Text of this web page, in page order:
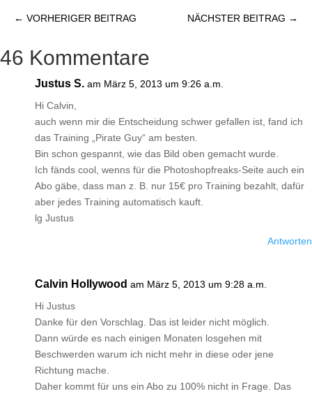
← VORHERIGER BEITRAG NÄCHSTER BEITRAG →
46 Kommentare
Justus S. am März 5, 2013 um 9:26 a.m.
Hi Calvin,
auch wenn mir die Entscheidung schwer gefallen ist, fand ich
das Training „Pirate Guy“ am besten.
Bin schon gespannt, wie das Bild oben gemacht wurde.
Ich fänds cool, wenns für die Photoshopfreaks-Seite auch ein
Abo gäbe, dass man z. B. nur 15€ pro Training bezahlt, dafür
aber jedes Training automatisch kauft.
lg Justus
Antworten
Calvin Hollywood am März 5, 2013 um 9:28 a.m.
Hi Justus
Danke für den Vorschlag. Das ist leider nicht möglich.
Dann würde es nach einigen Monaten losgehen mit
Beschwerden warum ich nicht mehr in diese oder jene
Richtung mache.
Daher kommt für uns ein Abo zu 100% nicht in Frage. Das